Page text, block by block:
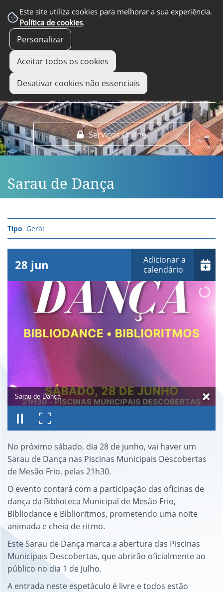
Este site utiliza cookies para melhorar a sua experiência.
Política de cookies.
Personalizar
Aceitar todos os cookies
Desativar cookies não essenciais
Serviços Online
EM DESTAQUE
Sarau de Dança
Geral
28 jun
Adicionar a
calendário
Sarau de Dança
No próximo sábado, dia 28 de junho, vai haver um
Sarau de Dança nas Piscinas Municipais Descobertas
de Mesão Frio, pelas 21h30.
O evento contará com a participação das oficinas de
dança da Biblioteca Municipal de Mesão Frio,
Bibliodance e Biblioritmos, prometendo uma noite
animada e cheia de ritmo.
Este Sarau de Dança marca a abertura das Piscinas
Municipais Descobertas, que abrirão oficialmente ao
público no dia 1 de Julho.
A entrada neste espetáculo é livre e todos estão